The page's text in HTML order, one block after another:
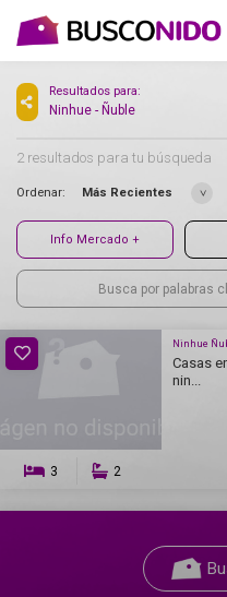
Resultados para:
Ninhue - Ñuble
2 resultados para tu búsqueda
Ordenar: Más Recientes
Info Mercado +
Ninhue
Casas
nin...
3 2